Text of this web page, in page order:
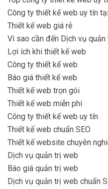
Công ty thiết kế web uy tín
Thiết kế web giá rẻ
Vì sao cần đến Dịch vụ
Lợi ích khi thiết kế web
Công ty thiết kế web
Báo giá thiết kế web
Thiết kế web trọn gói
Thiết kế web miễn phí
Công ty thiết kế web uy tín
Thiết kế web chuẩn SEO
Thiết kế website chuyên
Dịch vụ quản trị web
Báo giá quản trị web
Dịch vụ quản trị web chuẩn